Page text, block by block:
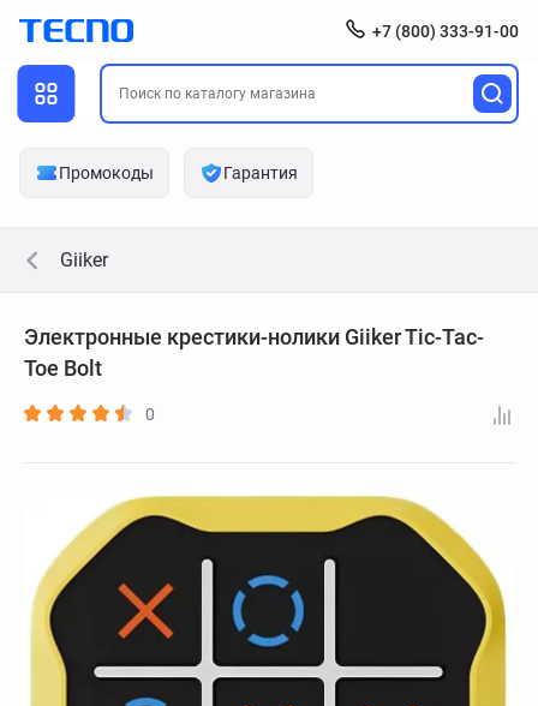
+7 (800) 333-91-00
Промокоды Гарантия
Giiker
Электронные крестики-нолики Giiker Tic-Tac-
Toe Bolt
0